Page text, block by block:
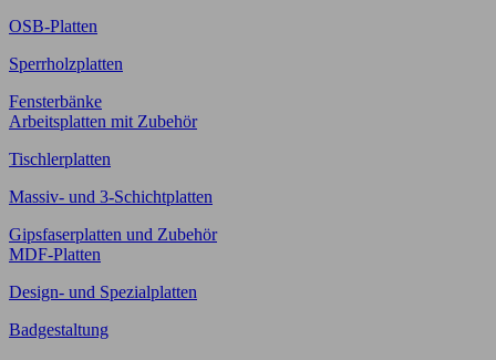
OSB-Platten
Sperrholzplatten
Fensterbänke
Arbeitsplatten mit Zubehör
Tischlerplatten
Massiv- und 3-Schichtplatten
Gipsfaserplatten und Zubehör
MDF-Platten
Design- und Spezialplatten
Badgestaltung